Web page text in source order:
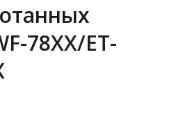
78XX/ET-